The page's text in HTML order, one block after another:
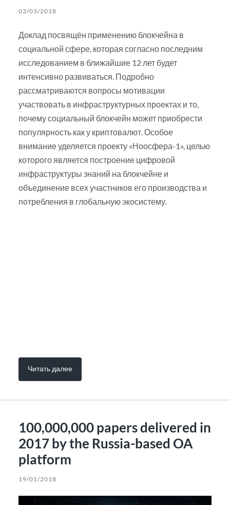
03/03/2018
Доклад посвящён применению блокчейна в
социальной сфере, которая согласно последним
исследованием в ближайшие 12 лет будет
интенсивно развиваться. Подробно
рассматриваются вопросы мотивации
участвовать в инфраструктурных проектах и то,
почему социальный блокчейн может приобрести
популярность как у криптовалют. Особое
внимание уделяется проекту «Ноосфера-1», целью
которого является построение цифровой
инфраструктуры знаний на блокчейне и
объединение всех участников его производства и
потребления в глобальную экосистему.
Читать далее
100,000,000 papers delivered in
2017 by the Russia-based OA
platform
19/01/2018